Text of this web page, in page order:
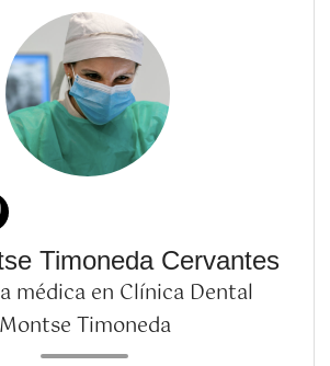
Timoneda Cervantes
médica en Clínica Dental
Montse Timoneda